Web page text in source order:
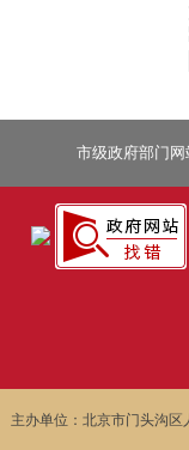
市级政府部门网
主办单位：北京市门头沟区